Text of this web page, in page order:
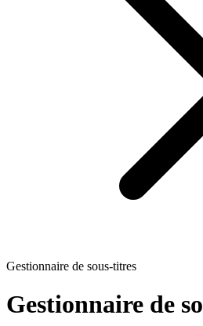
Gestionnaire de sous-titres
Gestionnaire de